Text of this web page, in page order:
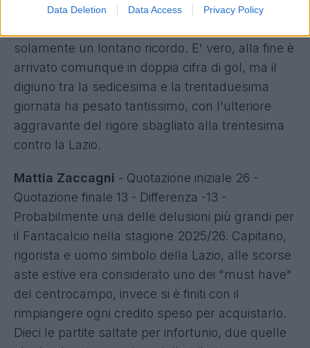
Data Deletion Data Access Privacy Policy
rossoblù, il numero sette ha reso ben al di sotto
solamente un lontano ricordo. E' vero, alla fine è
arrivato comunque in doppia cifra di gol, ma il
digiuno tra la sedicesima e la trentaduesima
giornata ha pesato tantissimo, con l'ulteriore
aggravante del rigore sbagliato alla trentesima
contro la Lazio.
Mattia Zaccagni - Quotazione iniziale 26 -
Quotazione finale 13 - Differenza -13 -
Probabilmente una delle delusioni più grandi per
il Fantacalcio nella stagione 2025/26. Capitano,
rigorista e uomo simbolo della Lazio, alle scorse
aste estive era considerato uno dei "must have"
del centrocampo, invece si è finiti con il
rimpiangere ogni credito speso per acquistarlo.
Dieci le partite saltate per infortunio, due quelle